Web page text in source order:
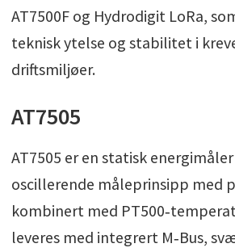
AT7500F og Hydrodigit LoRa,
teknisk ytelse og stabilitet i
driftsmiljøer.
AT7505
AT7505 er en statisk
oscillerende måleprinsipp med
kombinert med
leveres med integrert M‑Bus,